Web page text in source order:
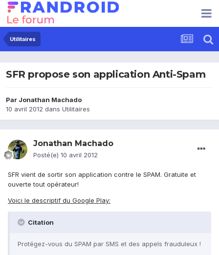
Utilitaires
SFR propose son application Anti-Spam
Par Jonathan Machado
10 avril 2012 dans Utilitaires
Jonathan Machado
Posté(e) 10 avril 2012
SFR vient de sortir son application contre le SPAM. Gratuite et
ouverte tout opérateur!
Voici le descriptif du Google Play:
Citation
Protégez-vous du SPAM par SMS et des appels frauduleux !